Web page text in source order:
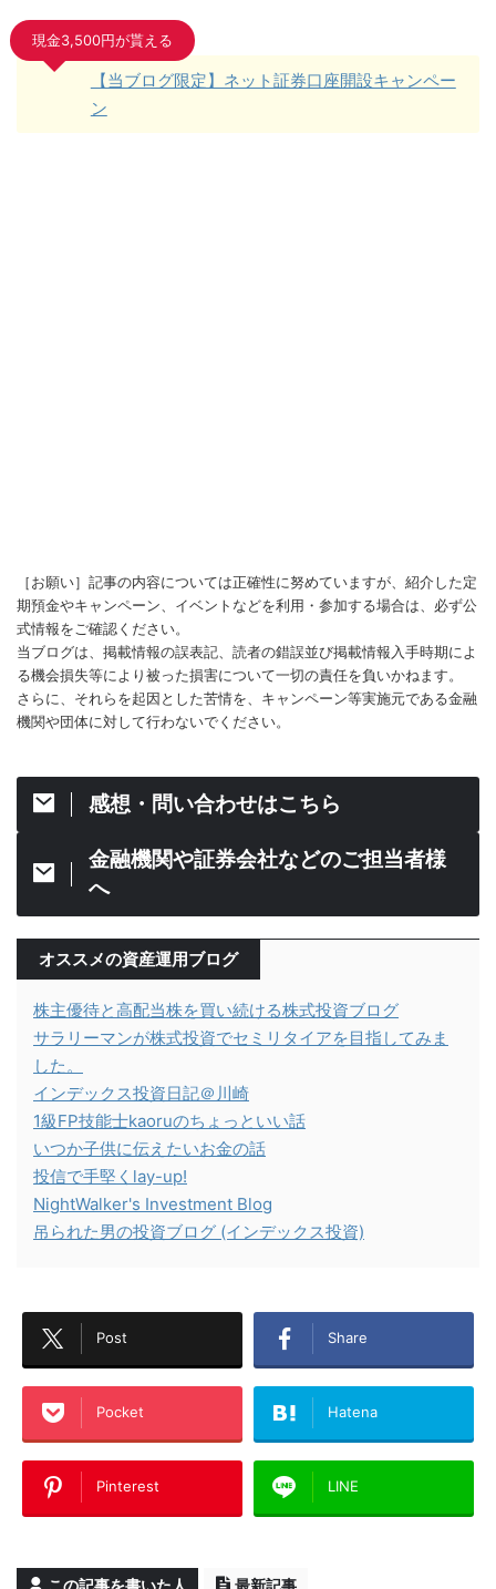
現金3,500円が貰える
【当ブログ限定】ネット証券口座開設キャンペー
ン
［お願い］記事の内容については正確性に努めていますが、紹介した定
期預金やキャンペーン、イベントなどを利用・参加する場合は、必ず公
式情報をご確認ください。
当ブログは、掲載情報の誤表記、読者の錯誤並び掲載情報入手時期によ
る機会損失等により被った損害について一切の責任を負いかねます。
さらに、それらを起因とした苦情を、キャンペーン等実施元である金融
機関や団体に対して行わないでください。
感想・問い合わせはこちら
金融機関や証券会社などのご担当者様
へ
オススメの資産運用ブログ
株主優待と高配当株を買い続ける株式投資ブログ
サラリーマンが株式投資でセミリタイアを目指してみま
した。
インデックス投資日記＠川崎
1級FP技能士kaoruのちょっといい話
いつか子供に伝えたいお金の話
投信で手堅くlay-up!
NightWalker's Investment Blog
吊られた男の投資ブログ (インデックス投資)
Post Share
Pocket Hatena
Pinterest LINE